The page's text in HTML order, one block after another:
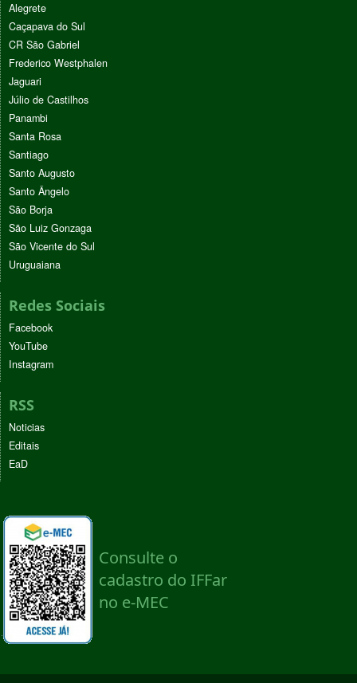
Alegrete
Caçapava do Sul
CR São Gabriel
Frederico Westphalen
Jaguari
Júlio de Castilhos
Panambi
Santa Rosa
Santiago
Santo Augusto
Santo Ângelo
São Borja
São Luiz Gonzaga
São Vicente do Sul
Uruguaiana
Redes Sociais
Facebook
YouTube
Instagram
RSS
Noticias
Editais
EaD